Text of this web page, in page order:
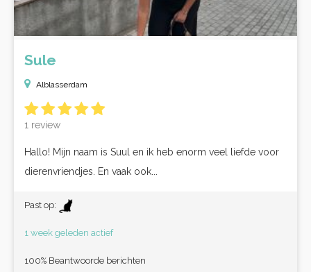
Sule
Alblasserdam
1 review
Hallo! Mijn naam is Suul en ik heb enorm veel liefde voor
dierenvriendjes. En vaak ook...
Past op:
1 week geleden actief
100% Beantwoorde berichten